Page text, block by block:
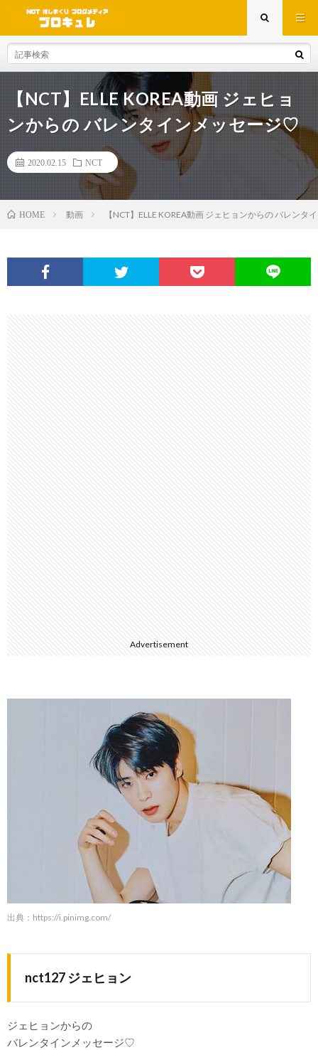
【NCT】ELLE KOREA動画 ジェヒョ
ンからの バレンタインメッセージ♡
2020.02.15 NCT
HOME 動画 【NCT】ELLE KOREA動画 ジェヒョンからの バレンタ
Advertisement
出典： https://i.pinimg.com/
nct127 ジェヒョン
ジェヒョンからの
バレンタインメッセージ♡